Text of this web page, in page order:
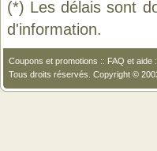
(*) Les délais sont
d'information.
Coupons et promotions :: FAQ et aide
Tous droits réservés. Copyright ©